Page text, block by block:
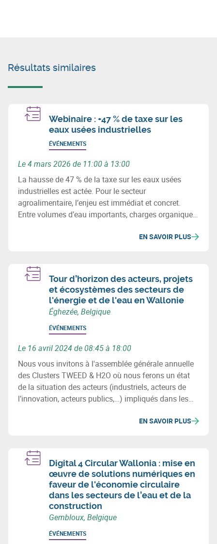
Résultats similaires
Webinaire : +47 % de taxe sur les
eaux usées industrielles
ÉVÉNEMENTS
Le 4 mars 2026 de 11:00 à 13:00
La hausse de 47 % de la taxe sur les eaux usées
industrielles est actée. Pour le secteur
agroalimentaire, l’enjeu est immédiat et concret.
Entre volumes d’eau importants, charges organiques
particulièrement exposé à l’augmentation de la taxe
EN SAVOIR PLUS
Tour d’horizon des acteurs, projets
et écosystèmes des secteurs de
l'énergie et de l'eau en Wallonie
Éghezée, Belgique
ÉVÉNEMENTS
Le 16 avril 2024 de 08:45 à 18:00
Nous vous invitons à l'assemblée générale annuelle
des Clusters TWEED & H2O où nous ferons un état
de la situation des acteurs (industriels, acteurs de
l’innovation, acteurs publics,…) impliqués dans les
projets (investissement & innovation) majeurs de ces
EN SAVOIR PLUS
Digital 4 Circular Wallonia : mise en
œuvre de solutions numériques en
faveur de l'économie circulaire
dans les secteurs de l’eau et de la
construction
Gembloux, Belgique
ÉVÉNEMENTS